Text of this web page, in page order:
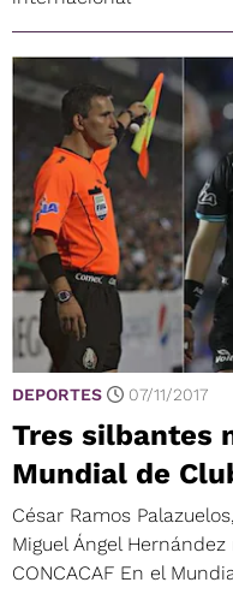
DEPORTES 07/11/2017
Tres silbantes
Mundial de
César Ramos
Miguel Ángel
CONCACAF En el